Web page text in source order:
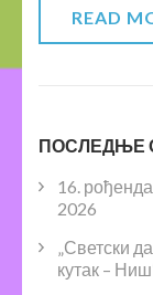
READ
ПОСЛЕДЊЕ
16.
2026
„Светски
кутак –